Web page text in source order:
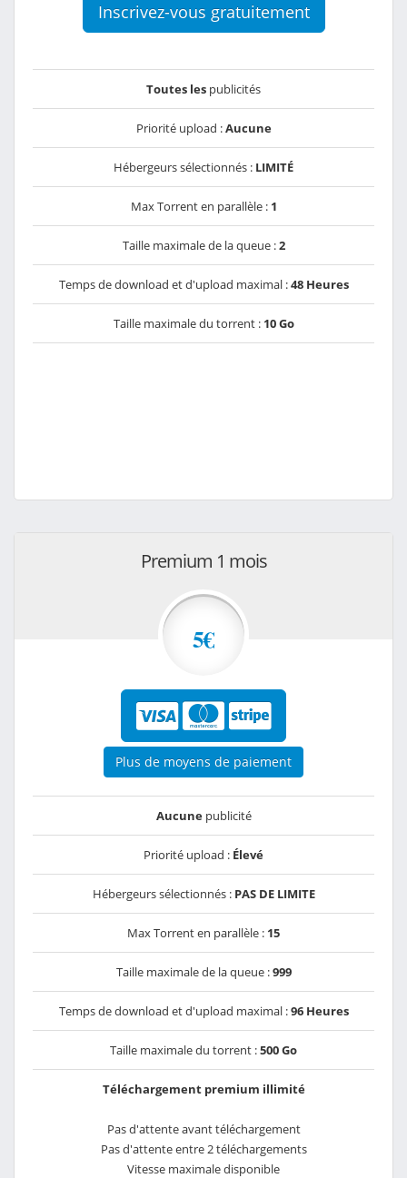
Inscrivez-vous gratuitement
Toutes les publicités
Priorité upload :Aucune
Hébergeurs sélectionnés : LIMITÉ
Max Torrent en parallèle : 1
Taille maximale de la queue :2
Temps de download et d'upload maximal :48 Heures
Taille maximale du torrent : 10 Go
Premium 1 mois
5€
Plus de moyens de paiement
Aucunepublicité
Priorité upload : Élevé
Hébergeurs sélectionnés : PAS DE LIMITE
Max Torrent en parallèle : 15
Taille maximale de la queue :999
Temps de download et d'upload maximal :96 Heures
Taille maximale du torrent :500 Go
Téléchargement premium illimité
Pas d'attente avant téléchargement
Pas d'attente entre 2 téléchargements
Vitesse maximale disponible